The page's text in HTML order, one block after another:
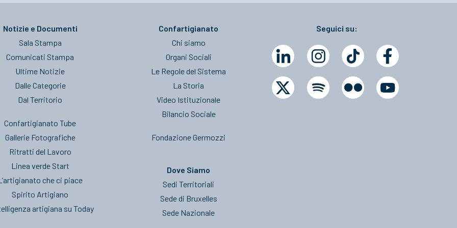
Notizie e Documenti
Sala Stampa
Comunicati Stampa
Ultime Notizie
Dalle Categorie
Dal Territorio
Confartigianato Tube
Gallerie Fotografiche
Ritratti del Lavoro
Linea verde Start
che ci piace
Spirito Artigiano
artigiana su Today
Confartigianato
Chi siamo
Organi Sociali
Le Regole del Sistema
La Storia
Video Istituzionale
Bilancio Sociale
Fondazione Germozzi
Dove Siamo
Sedi Territoriali
Sede di Bruxelles
Sede Nazionale
Seguici su: